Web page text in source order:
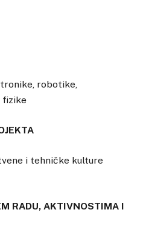
robotike,
fizike
i tehničke kulture
RADU, AKTIVNOSTIMA I